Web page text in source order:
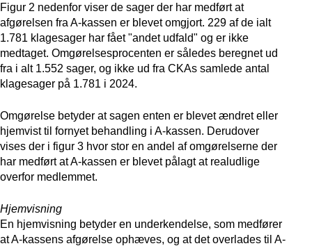
Figur 2 nedenfor viser de sager der har medført at
afgørelsen fra A-kassen er blevet omgjort. 229 af de ialt
1.781 klagesager har fået "andet udfald" og er ikke
medtaget. Omgørelsesprocenten er således beregnet ud
fra i alt 1.552 sager, og ikke ud fra CKAs samlede antal
klagesager på 1.781 i 2024.
Omgørelse betyder at sagen enten er blevet ændret eller
hjemvist til fornyet behandling i A-kassen. Derudover
vises der i figur 3 hvor stor en andel af omgørelserne der
har medført at A-kassen er blevet pålagt at realudlige
overfor medlemmet.
Hjemvisning
En hjemvisning betyder en underkendelse, som medfører
at A-kassens afgørelse ophæves, og at det overlades til A-